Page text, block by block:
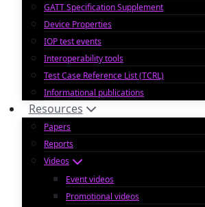
GATT Specification Supplement
Device Properties
IOP test events
Interoperability tools
Test Case Reference List (TCRL)
Informational publications
Resources
Papers
Reports
Videos
Event videos
Promotional videos